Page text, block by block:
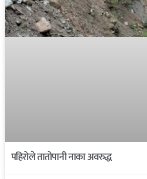
पहिरोले तातोपानी नाका अवरुद्ध